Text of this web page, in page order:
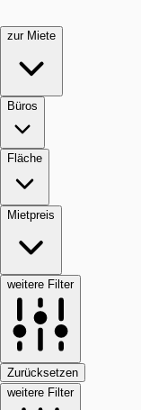
zur Miete
Büros
Fläche
Mietpreis
weitere Filter
Zurücksetzen
weitere Filter